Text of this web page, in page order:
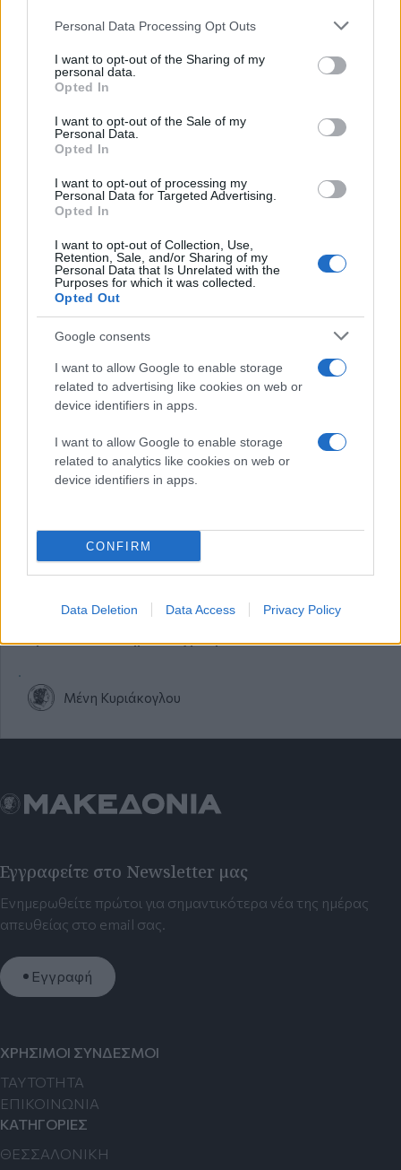
Please note that this website/app uses one or more Google
not limited to your visit or usage behaviour. You may click to
grant or deny consent to Google and its third-party tags to
use your data for below specified purposes in below Google
consent section.
Personal Data Processing Opt Outs
I want to opt-out of the Sharing of my
personal data.
Opted In
I want to opt-out of the Sale of my
Personal Data.
Opted In
I want to opt-out of processing my
Personal Data for Targeted Advertising.
Opted In
I want to opt-out of Collection, Use,
Retention, Sale, and/or Sharing of my
Personal Data that Is Unrelated with the
Purposes for which it was collected.
Opted Out
Google consents
I want to allow Google to enable storage
related to advertising like cookies on web or
device identifiers in apps.
I want to allow Google to enable storage
related to analytics like cookies on web or
device identifiers in apps.
CONFIRM
Data Deletion Data Access Privacy Policy
εκείνα μπλε ρούχα, τη χαρά του γυρισμού, το ταίριασμα και
την αγάπη τους, που είναι οδηγός στη ζωή μου! Κοιμηθείτε,
Διάβαστε περισσότερα
Τετάρτη 19 Φεβ 2020, 20:00
Νοσταλγία
Μένη Κυριάκογλου
Εποχές
Μένη Κυριάκογλου
Τετάρτη 18 Δεκ 2019, 20:00
Μένη Κυριάκογλου
Τετάρτη 20 Νοε 2019, 20:00
Μένη Κυριάκογλου
Εγγραφείτε στο Newsletter μας
Ενημερωθείτε πρώτοι για σημαντικότερα νέα της ημέρας
απευθείας στο email σας.
Εγγραφή
ΧΡΗΣΙΜΟΙ ΣΥΝΔΕΣΜΟΙ
TAYTOTHTA
ΕΠΙΚΟΙΝΩΝΙΑ
ΚΑΤΗΓΟΡΙΕΣ
ΘΕΣΣΑΛΟΝΙΚΗ